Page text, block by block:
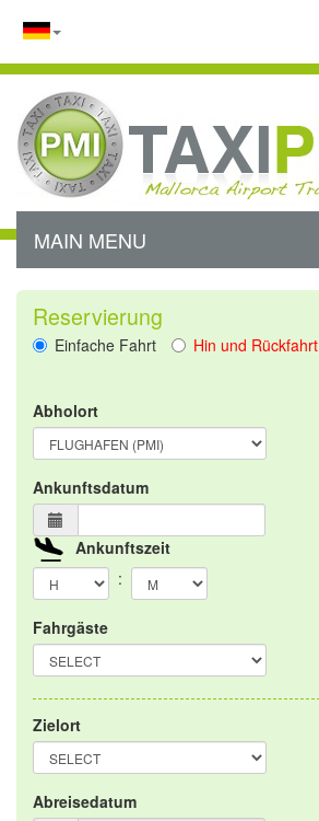
MAIN MENU
Reservierung
Einfache Fahrt Hin und Rückfahrt
Abholort
Ankunftsdatum
Ankunftszeit
:
Fahrgäste
Zielort
Abreisedatum